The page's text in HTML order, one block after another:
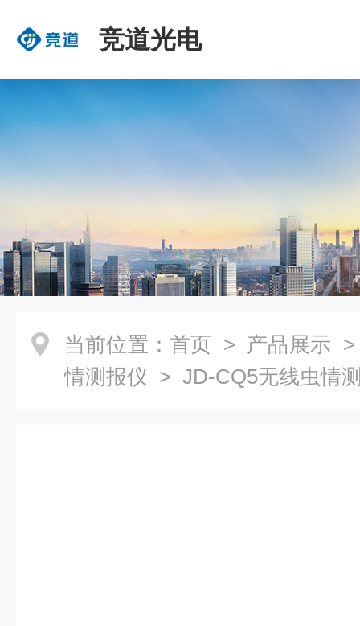
竞道光电
当前位置： 首页 > 产品展示
情测报仪 > JD-CQ5无线虫情